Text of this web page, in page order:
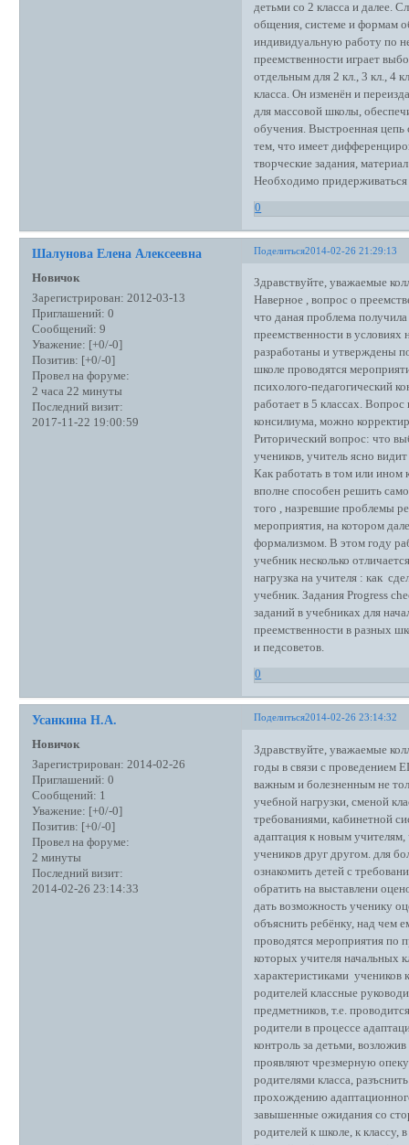
детьми со 2 класса и далее.
общения, системе и формам
индивидуальную работу по
преемственности играет
отдельным для 2 кл., 3 кл., 4
класса. Он изменён и
для массовой школы,
обучения. Выстроенная цепь
тем, что имеет
творческие задания,
Необходимо
0
Поделиться2014-02-26 21:29:13
Шалунова Елена Алексеевна
Новичок
Зарегистрирован: 2012-03-13
Приглашений: 0
Сообщений: 9
Уважение: [+0/-0]
Позитив: [+0/-0]
Провел на форуме:
2 часа 22 минуты
Последний визит:
2017-11-22 19:00:59
Здравствуйте, уважаемые
Наверное , вопрос о
что даная проблема
преемственности в
разработаны и утверждены
школе проводятся
психолого-педагогический
работает в 5 классах.
консилиума, можно
Риторический вопрос: что
учеников, учитель ясно
Как работать в том или ином
вполне способен решить
того , назревшие проблемы
мероприятия, на котором
формализмом. В этом году
учебник несколько
нагрузка на учителя : как
учебник. Задания Progress
заданий в учебниках для
преемственности в разных
и педсоветов.
0
Поделиться2014-02-26 23:14:32
Усанкина Н.А.
Новичок
Зарегистрирован: 2014-02-26
Приглашений: 0
Сообщений: 1
Уважение: [+0/-0]
Позитив: [+0/-0]
Провел на форуме:
2 минуты
Последний визит:
2014-02-26 23:14:33
Здравствуйте, уважаемые
годы в связи с проведением
важным и болезненным не
учебной нагрузки, сменой
требованиями, кабинетной
адаптация к новым
учеников друг другом. для
ознакомить детей с
обратить на выставлени
дать возможность ученику
объяснить ребёнку, над чем
проводятся мероприятия по
которых учителя начальных
характеристиками учеников
родителей классные
предметников, т.е.
родители в процессе
контроль за детьми,
проявляют чрезмерную
родителями класса,
прохождению
завышенные ожидания со
родителей к школе, к классу,